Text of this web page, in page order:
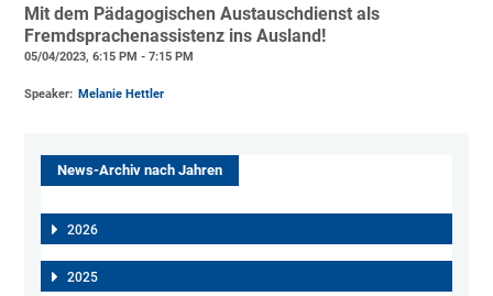
Mit dem Pädagogischen Austauschdienst als
Fremdsprachenassistenz ins Ausland!
05/04/2023, 6:15 PM - 7:15 PM
Speaker: Melanie Hettler
News-Archiv nach Jahren
2026
2025